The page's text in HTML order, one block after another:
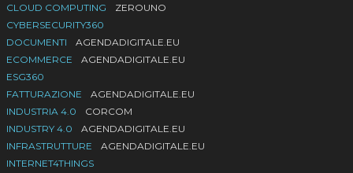
CLOUD COMPUTING
ZEROUNO
CYBERSECURITY360
DOCUMENTI
AGENDADIGITALE.EU
ECOMMERCE
AGENDADIGITALE.EU
ESG360
FATTURAZIONE
AGENDADIGITALE.EU
INDUSTRIA 4.0
CORCOM
INDUSTRY 4.0
AGENDADIGITALE.EU
INFRASTRUTTURE
AGENDADIGITALE.EU
INTERNET4THINGS